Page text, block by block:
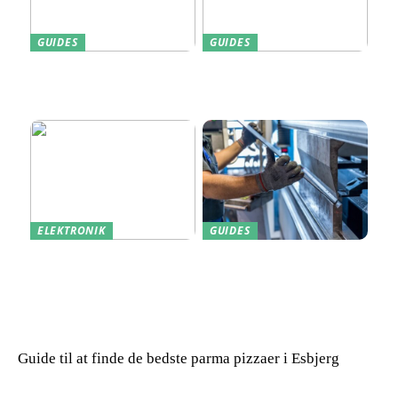
GUIDES
GUIDES
ELEKTRONIK
GUIDES
Guide til at finde de bedste parma pizzaer i Esbjerg